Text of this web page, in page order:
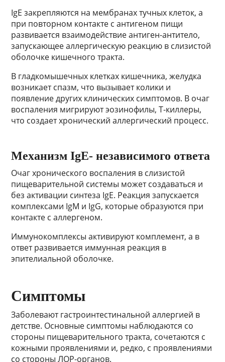
IgE закрепляются на мембранах тучных клеток, а
при повторном контакте с антигеном пищи
развивается взаимодействие антиген-антитело,
запускающее аллергическую реакцию в слизистой
оболочке кишечного тракта.
В гладкомышечных клетках кишечника, желудка
возникает спазм, что вызывает колики и
появление других клинических симптомов. В очаг
воспаления мигрируют эозинофилы, Т-киллеры,
что создает хронический аллергический процесс.
Механизм IgE- независимого ответа
Очаг хронического воспаления в слизистой
пищеварительной системы может создаваться и
без активации синтеза IgE. Реакция запускается
комплексами IgM и IgG, которые образуются при
контакте с аллергеном.
Иммунокомплексы активируют комплемент, а в
ответ развивается иммунная реакция в
эпителиальной оболочке.
Симптомы
Заболевают гастроинтестинальной аллергией в
детстве. Основные симптомы наблюдаются со
стороны пищеварительного тракта, сочетаются с
кожными проявлениями и, редко, с проявлениями
со стороны ЛОР-органов.